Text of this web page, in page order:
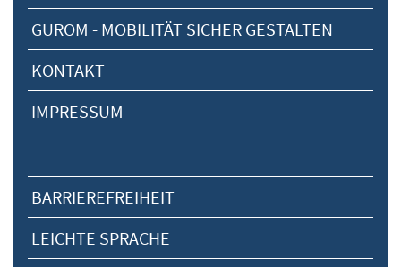
GUROM - MOBILITÄT SICHER GESTALTEN
KONTAKT
IMPRESSUM
BARRIEREFREIHEIT
LEICHTE SPRACHE